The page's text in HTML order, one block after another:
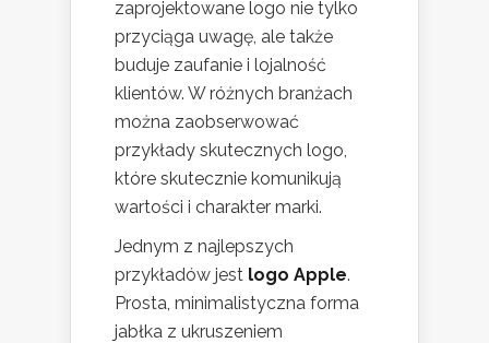
zaprojektowane logo nie tylko
przyciąga uwagę, ale także
buduje zaufanie i lojalność
klientów. W różnych branżach
można zaobserwować
przykłady skutecznych logo,
które skutecznie komunikują
wartości i charakter marki.
Jednym z najlepszych
przykładów jest logo Apple.
Prosta, minimalistyczna forma
jabłka z ukruszeniem